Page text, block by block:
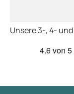
Unsere 3-, 4-
4.6von 5